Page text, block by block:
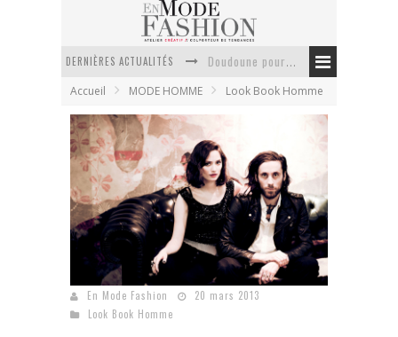
DERNIÈRES ACTUALITÉS
Doudoune pour femme : choisir la pièce idéale entre style, chaleur et durabilité
La trousse de toilette : l’accessoire indispensable de voyage
Pourquoi le costume sur mesure à Paris est un incontournable de l’élégance contemporaine ?
Anti chute cheveux homme : quelles solutions pour renforcer sa chevelure ?
Le retour du cachemire version casual
Accueil MODE HOMME Look Book Homme
Duke & Dude collection printemps été 2013
En Mode Fashion
20 mars 2013
Look Book Homme